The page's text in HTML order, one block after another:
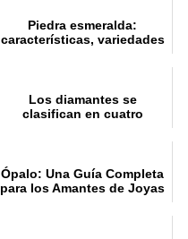
Piedra esmeralda:
características, variedades
Los diamantes se
clasifican en cuatro
Ópalo: Una Guía Completa
para los Amantes de Joyas